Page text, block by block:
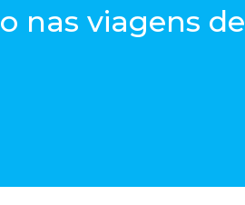
nas viagens de